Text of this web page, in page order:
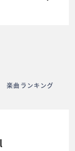
楽曲ランキング